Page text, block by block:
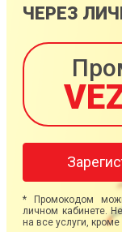
ЧЕРЕЗ
* Промокодом
личном кабинете.
на все услуги,